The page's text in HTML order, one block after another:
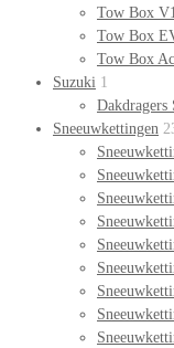
Tow Box
Tow Box
Tow Box
Suzuki 1
Dakdragers
Sneeuwkettingen